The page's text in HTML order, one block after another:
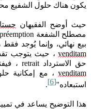
يكون هناك حلول الشفيع
حيث أوضح الفقيهان
مصطلح الشفعة
بيع نهائي، وإنما يُوجد
venditam ، حيث يتوجب
حق الاستردادretrait ،
venditam ، مع إمكانية
استبعاده"[6]
.
هذا التوضيح يساعد في